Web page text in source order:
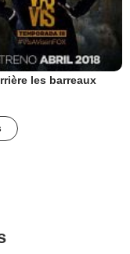
les barreaux